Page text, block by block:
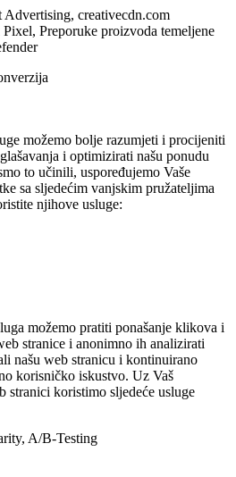
creativecdn.com
Preporuke proizvoda temeljene
možemo bolje razumjeti i procijeniti
i optimizirati našu ponudu
to učinili, uspoređujemo Vaše
sa sljedećim vanjskim pružateljima
njihove usluge:
možemo pratiti ponašanje klikova i
stranice i anonimno ih analizirati
našu web stranicu i kontinuirano
korisničko iskustvo. Uz Vaš
stranici koristimo sljedeće usluge
A/B-Testing